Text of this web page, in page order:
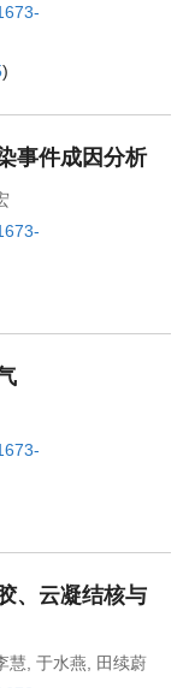
)
事件成因分析
、云凝结核与
慧 于水燕
田续蔚